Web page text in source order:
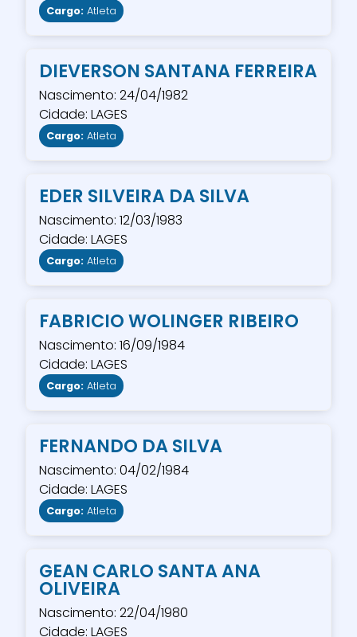
Cargo: Atleta
DIEVERSON SANTANA FERREIRA
Nascimento: 24/04/1982
Cidade: LAGES
Cargo: Atleta
EDER SILVEIRA DA SILVA
Nascimento: 12/03/1983
Cidade: LAGES
Cargo: Atleta
FABRICIO WOLINGER RIBEIRO
Nascimento: 16/09/1984
Cidade: LAGES
Cargo: Atleta
FERNANDO DA SILVA
Nascimento: 04/02/1984
Cidade: LAGES
Cargo: Atleta
GEAN CARLO SANTA ANA
OLIVEIRA
Nascimento: 22/04/1980
Cidade: LAGES